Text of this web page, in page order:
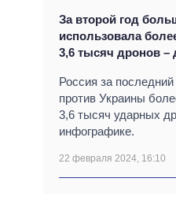
За второй год
использовала
3,6 тысяч дронов –
Россия за
против Украины
3,6 тысяч ударных
инфографике.
22 февраля 2024, 16:10